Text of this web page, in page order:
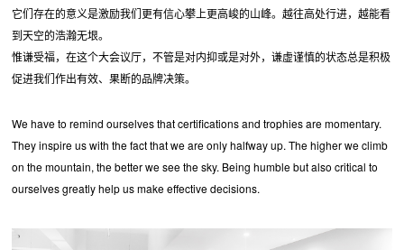
它们存在的意义是激励我们更有信心攀上更高峻的山峰。越往高处行进，越能看
到天空的浩瀚无垠。
惟谦受福，在这个大会议厅，不管是对内抑或是对外，谦虚谨慎的状态总是积极
促进我们作出有效、果断的品牌决策。
We have to remind ourselves that certifications and trophies are momentary.
They inspire us with the fact that we are only halfway up. The higher we climb
on the mountain, the better we see the sky. Being humble but also critical to
ourselves greatly help us make effective decisions.